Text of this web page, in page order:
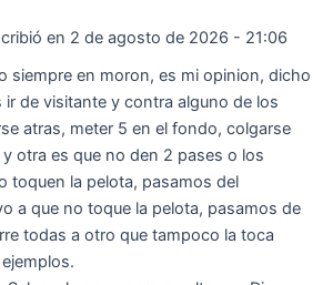
en 2 de agosto de 2026 - 21:06
siempre en moron, es mi opinion, dicho
ir de visitante y contra alguno de los
atras, meter 5 en el fondo, colgarse
otra es que no den 2 pases o los
toquen la pelota, pasamos del
a que no toque la pelota, pasamos de
todas a otro que tampoco la toca